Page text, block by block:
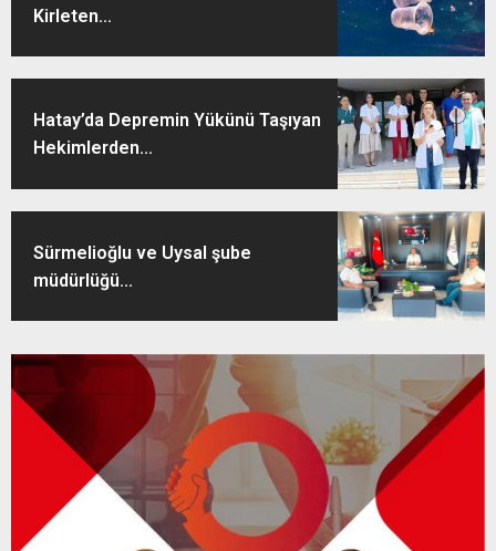
Kirleten...
Hatay’da Depremin Yükünü Taşıyan
Hekimlerden...
Sürmelioğlu ve Uysal şube
müdürlüğü...